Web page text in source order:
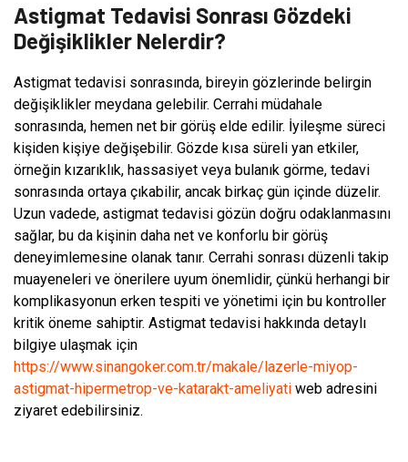
Astigmat Tedavisi Sonrası Gözdeki
Değişiklikler Nelerdir?
Astigmat tedavisi sonrasında, bireyin gözlerinde belirgin
değişiklikler meydana gelebilir. Cerrahi müdahale
sonrasında, hemen net bir görüş elde edilir. İyileşme süreci
kişiden kişiye değişebilir. Gözde kısa süreli yan etkiler,
örneğin kızarıklık, hassasiyet veya bulanık görme, tedavi
sonrasında ortaya çıkabilir, ancak birkaç gün içinde düzelir.
Uzun vadede, astigmat tedavisi gözün doğru odaklanmasını
sağlar, bu da kişinin daha net ve konforlu bir görüş
deneyimlemesine olanak tanır. Cerrahi sonrası düzenli takip
muayeneleri ve önerilere uyum önemlidir, çünkü herhangi bir
komplikasyonun erken tespiti ve yönetimi için bu kontroller
kritik öneme sahiptir. Astigmat tedavisi hakkında detaylı
bilgiye ulaşmak için
https://www.sinangoker.com.tr/makale/lazerle-miyop-
astigmat-hipermetrop-ve-katarakt-ameliyati web adresini
ziyaret edebilirsiniz.